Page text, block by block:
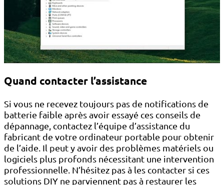
Quand contacter l’assistance
Si vous ne recevez toujours pas de notifications de
batterie faible après avoir essayé ces conseils de
dépannage, contactez l’équipe d’assistance du
fabricant de votre ordinateur portable pour obtenir
de l’aide. Il peut y avoir des problèmes matériels ou
logiciels plus profonds nécessitant une intervention
professionnelle. N’hésitez pas à les contacter si ces
solutions DIY ne parviennent pas à restaurer les